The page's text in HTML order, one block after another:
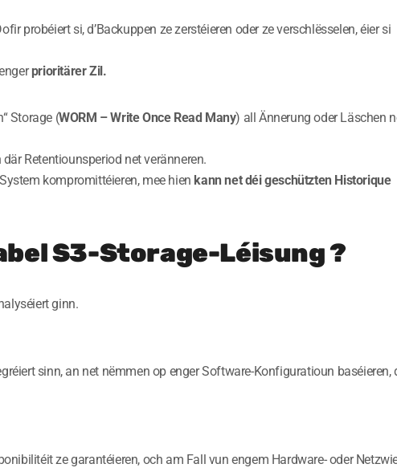
probéiert si, d’Backuppen ze zerstéieren oder ze verschlësselen, éier si
prioritärer Zil.
Storage (WORM – Write Once Read Many) all Ännerung oder Läschen
Retentiounsperiod net veränneren.
kompromittéieren, mee hien kann net déigeschützten Historique
S3-Storage-Léisung ?
ginn.
sinn, an net nëmmen op enger Software-Konfiguratioun baséieren,
ze garantéieren, och am Fall vun engem Hardware- oder